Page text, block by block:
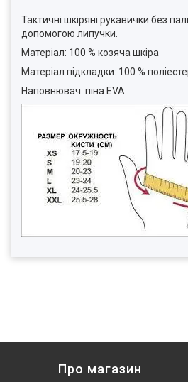
Тактичні шкіряні рукавички без
допомогою липучки.
Матеріал: 100 % козяча шкіра
Матеріал підкладки: 100 %
Наповнювач: піна EVA
Про магазин